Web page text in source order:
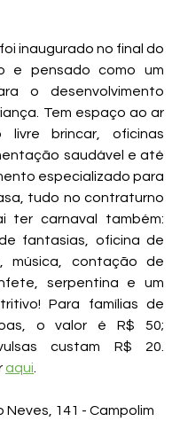
foi inaugurado no final do
e pensado como um
o desenvolvimento
Tem espaço ao ar
livre brincar, oficinas
saudável e até
especializado para
tudo no contraturno
ter carnaval também:
fantasias, oficina de
música, contação de
serpentina e um
Para famílias de
o valor é R$ 50;
custam R$ 20.
aqui
Neves, 141 - Campolim